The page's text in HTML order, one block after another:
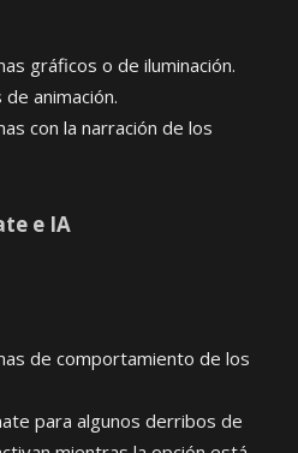
gráficos o de iluminación.
animación.
con la narración de los
e IA
de comportamiento de los
para algunos derribos de